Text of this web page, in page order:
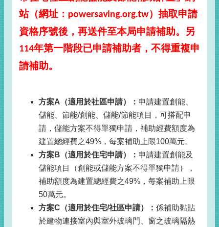
站（網址： powersaving.org.tw）抽取申請
資格序號後，再送件至本局申請補助。另
114年第一階段已申請補助者，不得重複申
請補助。
方案A （適用於社區申請）： 申請建置創能、
儲能、節能/創能、儲能/節能項目，可搭配申
請，儲能方案不得單獨申請，補助經費額度為
建置總經費之49% ，每案補助上限100萬元。
方案B （適用於住宅申請）： 申請建置創能及
儲能項目（創能或儲能方案不得單獨申請），
補助額度為建置總經費之49% ，每案補助上限
50萬元。
方案C （適用於住宅/社區申請）： 係補助黏貼
於建物連接室內與室外玻璃門、窗之玻璃隔熱